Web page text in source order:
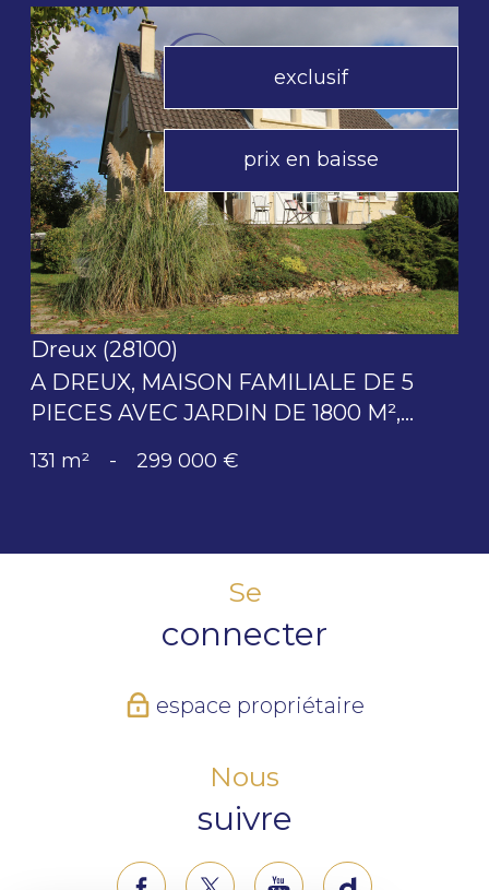
exclusif
prix en baisse
Dreux (28100)
A DREUX, MAISON FAMILIALE DE 5
PIECES AVEC JARDIN DE 1800 M²,...
131 m² - 299 000 €
Se
connecter
espace propriétaire
Nous
suivre